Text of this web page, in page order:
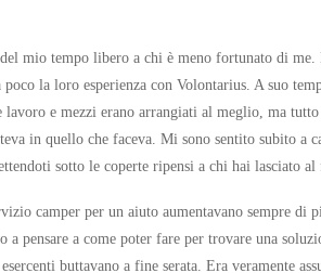
mio tempo libero a chi è meno fortunato di
la loro esperienza con Volontarius. A suo
lavoro e mezzi erano arrangiati al meglio, ma
in quello che faceva. Mi sono sentito subito a
sotto le coperte ripensi a chi hai lasciato
camper per un aiuto aumentavano sempre di
pensare a come poter fare per trovare una
buttavano a fine serata. Era veramente